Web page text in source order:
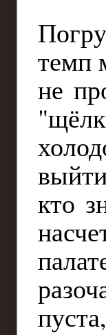
темп
не
кто